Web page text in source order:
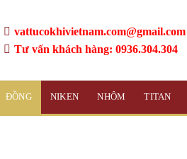
vattucokhivietnam.com@gmail.com
Tư vấn khách hàng: 0936.304.304
ĐỒNG NIKEN NHÔM TITAN